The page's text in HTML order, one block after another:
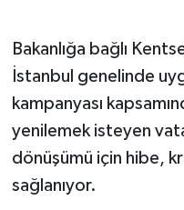
Bakanlığa bağlı
İstanbul genelinde
kampanyası
yenilemek isteyen
dönüşümü için hibe,
sağlanıyor.